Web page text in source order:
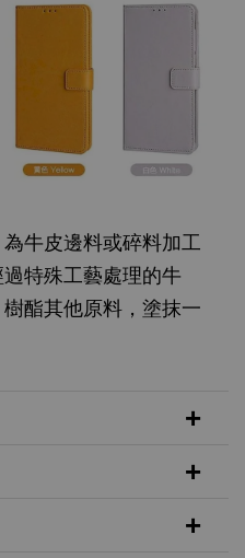
牛皮邊料或碎料加工
特殊工藝處理的牛
酯其他原料，塗抹一